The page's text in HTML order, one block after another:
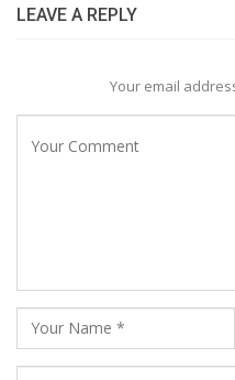
LEAVE A REPLY
Your email